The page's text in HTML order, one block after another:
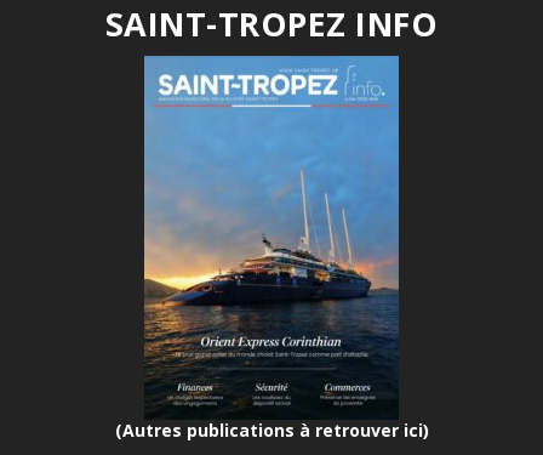
SAINT-TROPEZ INFO
(Autres publications à retrouver ici)